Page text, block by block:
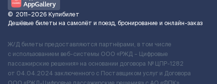
© 2011–2026 Купибилет
Дешёвые билеты на самолёт и поезд, бронирование и онлайн-заказ
Ж/Д билеты предоставляются партнёрами, в том числе
с использованием веб-системы ООО «РЖД – Цифровые
пассажирские решения» на основании договора № ЦПР-1282
от 04.04.2024 заключенного с Поставщиком услуг и Договора